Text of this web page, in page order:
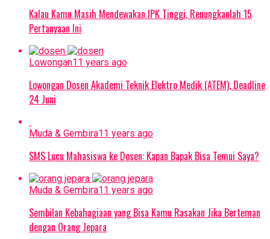
Kalau Kamu Masih Mendewakan IPK Tinggi, Renungkanlah 15
Pertanyaan Ini
Lowongan11 years ago
Lowongan Dosen Akademi Teknik Elektro Medik (ATEM), Deadline
24 Juni
Muda & Gembira11 years ago
SMS Lucu Mahasiswa ke Dosen: Kapan Bapak Bisa Temui Saya?
Muda & Gembira11 years ago
Sembilan Kebahagiaan yang Bisa Kamu Rasakan Jika Berteman
dengan Orang Jepara